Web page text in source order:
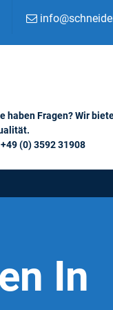
haben Fragen? Wir
(0) 3592 31908
In